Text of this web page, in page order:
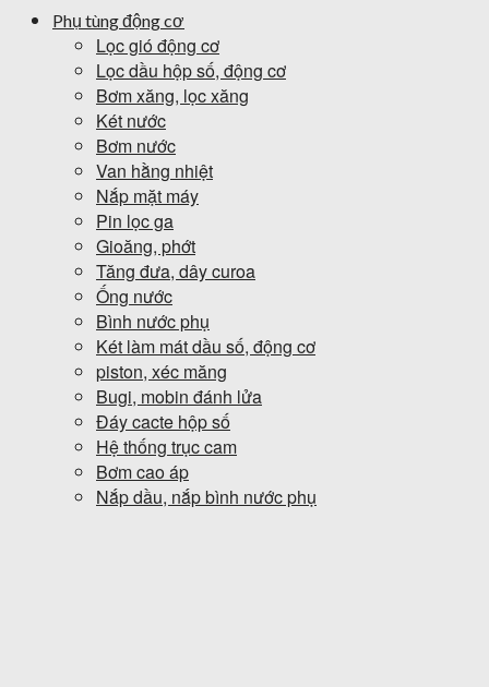
Phụ tùng động cơ
Lọc gió động cơ
Lọc dầu hộp số, động cơ
Bơm xăng, lọc xăng
Két nước
Bơm nước
Van hằng nhiệt
Nắp mặt máy
Pin lọc ga
Gioăng, phớt
Tăng đưa, dây curoa
Ống nước
Bình nước phụ
Két làm mát dầu số, động cơ
piston, xéc măng
Bugi, mobin đánh lửa
Đáy cacte hộp số
Hệ thống trục cam
Bơm cao áp
Nắp dầu, nắp bình nước phụ